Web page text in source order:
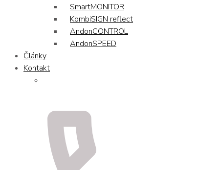
SmartMONITOR
KombiSIGN reflect
AndonCONTROL
AndonSPEED
Články
Kontakt